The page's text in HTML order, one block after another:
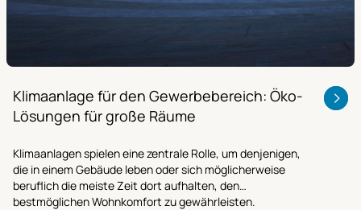
Klimaanlage für den Gewerbebereich: Öko-
Lösungen für große Räume
Klimaanlagen spielen eine zentrale Rolle, um denjenigen,
die in einem Gebäude leben oder sich möglicherweise
beruflich die meiste Zeit dort aufhalten, den
bestmöglichen Wohnkomfort zu gewährleisten.